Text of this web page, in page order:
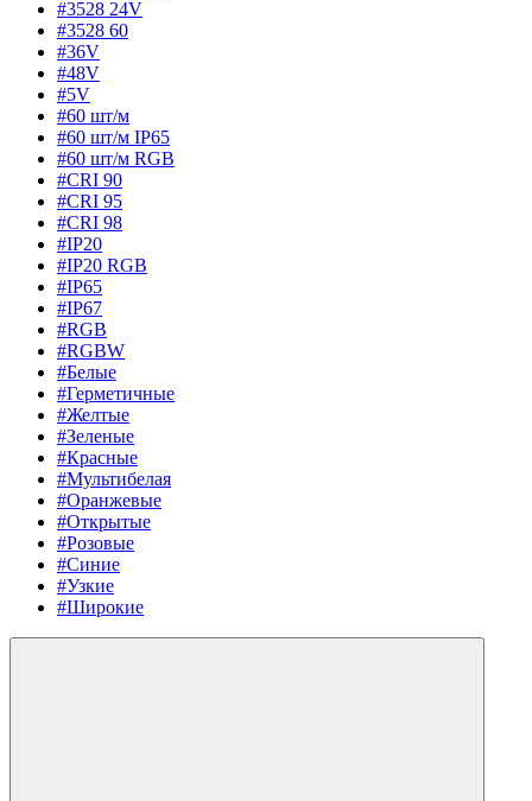
#3528 24V
#3528 60
#36V
#48V
#5V
#60 шт/м
#60 шт/м IP65
#60 шт/м RGB
#CRI 90
#CRI 95
#CRI 98
#IP20
#IP20 RGB
#IP65
#IP67
#RGB
#RGBW
#Белые
#Герметичные
#Желтые
#Зеленые
#Красные
#Мультибелая
#Оранжевые
#Открытые
#Розовые
#Синие
#Узкие
#Широкие